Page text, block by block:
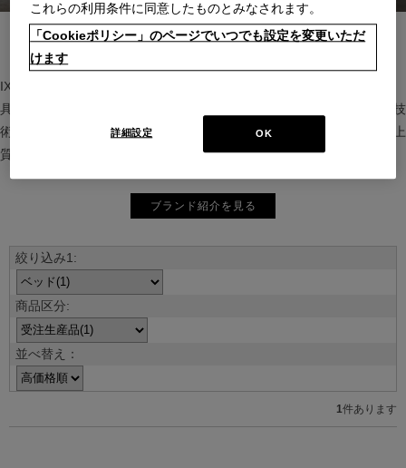
IXC（イクスシー）は、”Emotional Minimalism”を掲げるグローバル家
具ブランド。ヨーロッパの家具文化と日本の美意識を融合し、素材や技
術を活かした持続可能で洗練されたインテリアを提案。長く愛される上
質な暮らしを届けます。
ブランド紹介を見る
並べ替え：
1件あります
これらの利用条件に同意したものとみなされます。
「Cookieポリシー」のページでいつでも設定を変更いただ
けます
OK
詳細設定